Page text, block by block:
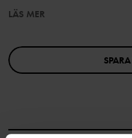
• Extra mjuka sömmar
• YKK Tryckknappar
LÄS MER